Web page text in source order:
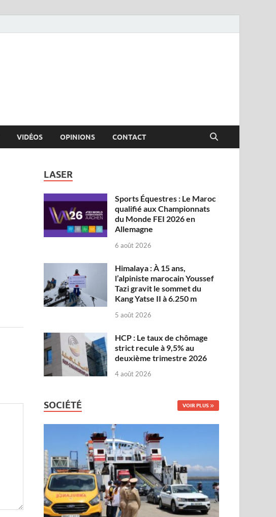
VIDÉOS OPINIONS CONTACT
LASER
Sports Équestres : Le Maroc
qualifié aux Championnats
du Monde FEI 2026 en
Allemagne
6 août 2026
Himalaya : À 15 ans,
l’alpiniste marocain Youssef
Tazi gravit le sommet du
Kang Yatse II à 6.250 m
5 août 2026
HCP : Le taux de chômage
strict recule à 9,5% au
deuxième trimestre 2026
4 août 2026
SOCIÉTÉ VOIR PLUS